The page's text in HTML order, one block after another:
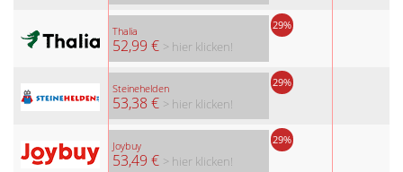
Thalia
52,99 €
29%
> hier klicken!
Steinehelden
53,38 €
29%
> hier klicken!
Joybuy
53,49 €
29%
> hier klicken!